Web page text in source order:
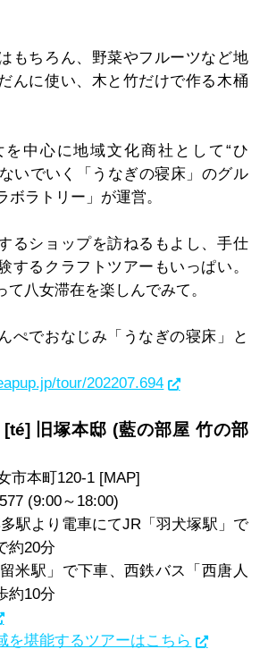
もちろん、野菜やフルーツなど地
んに使い、木と竹だけで作る木桶
を中心に地域文化商社として“ひ
ないでいく「うなぎの寝床」のグル
ボラトリー」が運営。
るショップを訪ねるもよし、手仕
するクラフトツアーもいっぱい。
て八女滞在を楽しんでみて。
ぺでおなじみ「うなぎの寝床」と
tour/202207.694
[té] 旧塚本邸 (藍の部屋 竹の部
市本町 120-1 [MAP]
(9:00～18:00)
駅より電車にてJR 「羽犬塚駅」で
約20分
米駅」で下車、西鉄バス「西唐人
約10分
堪能するツアーはこちら